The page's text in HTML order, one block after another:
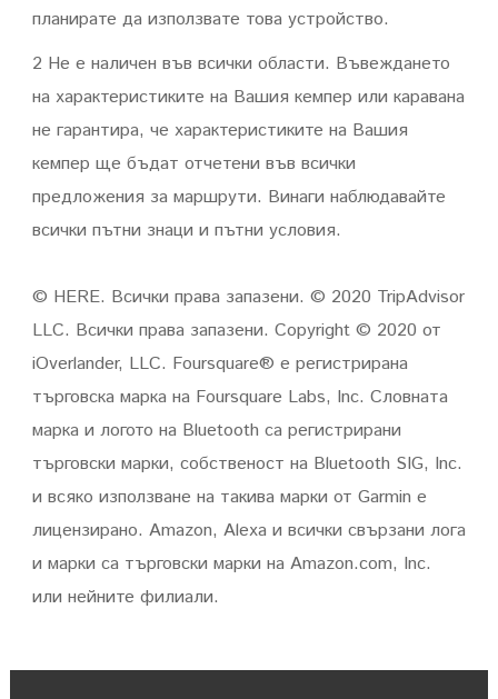
планирате да използвате това устройство.
2 Не е наличен във всички области. Въвеждането
на характеристиките на Вашия кемпер или каравана
не гарантира, че характеристиките на Вашия
кемпер ще бъдат отчетени във всички
предложения за маршрути. Винаги наблюдавайте
всички пътни знаци и пътни условия.
© HERE. Всички права запазени. © 2020 TripAdvisor
LLC. Всички права запазени. Copyright © 2020 от
iOverlander, LLC. Foursquare® е регистрирана
търговска марка на Foursquare Labs, Inc. Словната
марка и логото на Bluetooth са регистрирани
търговски марки, собственост на Bluetooth SIG, Inc.
и всяко използване на такива марки от Garmin е
лицензирано. Amazon, Alexa и всички свързани лога
и марки са търговски марки на Amazon.com, Inc.
или нейните филиали.